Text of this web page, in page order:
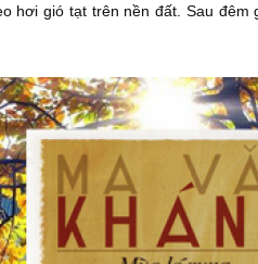
hơi gió tạt trên nền đất. Sau